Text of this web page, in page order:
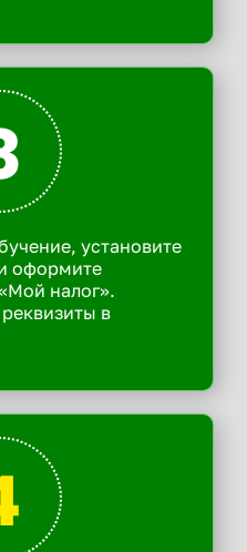
установите
оформите
налог».
в